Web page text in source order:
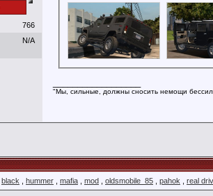
766
N/A
"Мы, сильные, должны сносить немощи
black hummer mafia mod oldsmobile_85 pahok real